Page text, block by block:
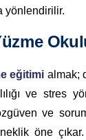
yönlendirilir.
eğitimi almak;
ve stres
ve
öne